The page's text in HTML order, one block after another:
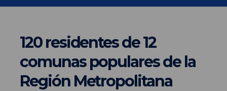
120 residentes de 12
comunas populares de la
Región Metropolitana